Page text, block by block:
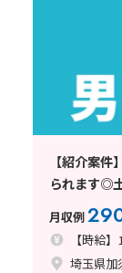
【紹介案
られます◎
も充実です！
月収例
【時給
埼玉県加